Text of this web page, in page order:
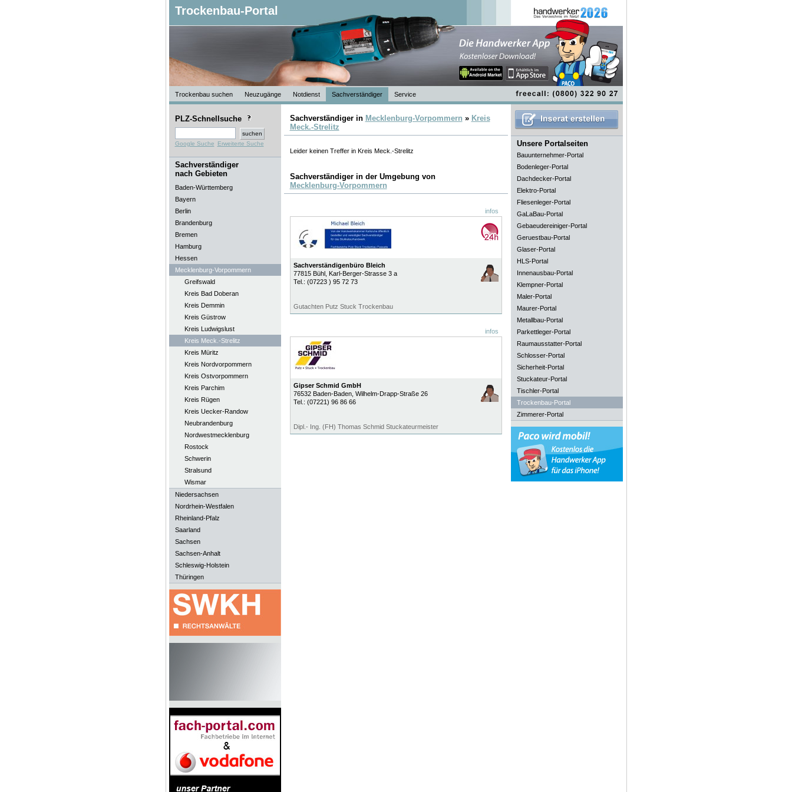
Trockenbau-Portal
Trockenbau suchen Neuzugänge Notdienst Sachverständiger Service
PLZ-Schnellsuche
Google Suche Erweiterte Suche
Sachverständiger
nach Gebieten
Baden-Württemberg
Bayern
Berlin
Brandenburg
Bremen
Hamburg
Hessen
Mecklenburg-Vorpommern
Greifswald
Kreis Bad Doberan
Kreis Demmin
Kreis Güstrow
Kreis Ludwigslust
Kreis Meck.-Strelitz
Kreis Müritz
Kreis Nordvorpommern
Kreis Ostvorpommern
Kreis Parchim
Kreis Rügen
Kreis Uecker-Randow
Neubrandenburg
Nordwestmecklenburg
Rostock
Schwerin
Stralsund
Wismar
Niedersachsen
Nordrhein-Westfalen
Rheinland-Pfalz
Saarland
Sachsen
Sachsen-Anhalt
Schleswig-Holstein
Thüringen
Sachverständiger in Mecklenburg-Vorpommern » Kreis
Meck.-Strelitz
Leider keinen Treffer in Kreis Meck.-Strelitz
Sachverständiger in der Umgebung von
Mecklenburg-Vorpommern
infos
Sachverständigenbüro Bleich
77815 Bühl, Karl-Berger-Strasse 3 a
Tel.: (07223 ) 95 72 73
Gutachten Putz Stuck Trockenbau
infos
Gipser Schmid GmbH
76532 Baden-Baden, Wilhelm-Drapp-Straße 26
Tel.: (07221) 96 86 66
Dipl.- Ing. (FH) Thomas Schmid Stuckateurmeister
Unsere Portalseiten
Bauunternehmer-Portal
Bodenleger-Portal
Dachdecker-Portal
Elektro-Portal
Fliesenleger-Portal
GaLaBau-Portal
Gebaeudereiniger-Portal
Geruestbau-Portal
Glaser-Portal
HLS-Portal
Innenausbau-Portal
Klempner-Portal
Maler-Portal
Maurer-Portal
Metallbau-Portal
Parkettleger-Portal
Raumausstatter-Portal
Schlosser-Portal
Sicherheit-Portal
Stuckateur-Portal
Tischler-Portal
Trockenbau-Portal
Zimmerer-Portal